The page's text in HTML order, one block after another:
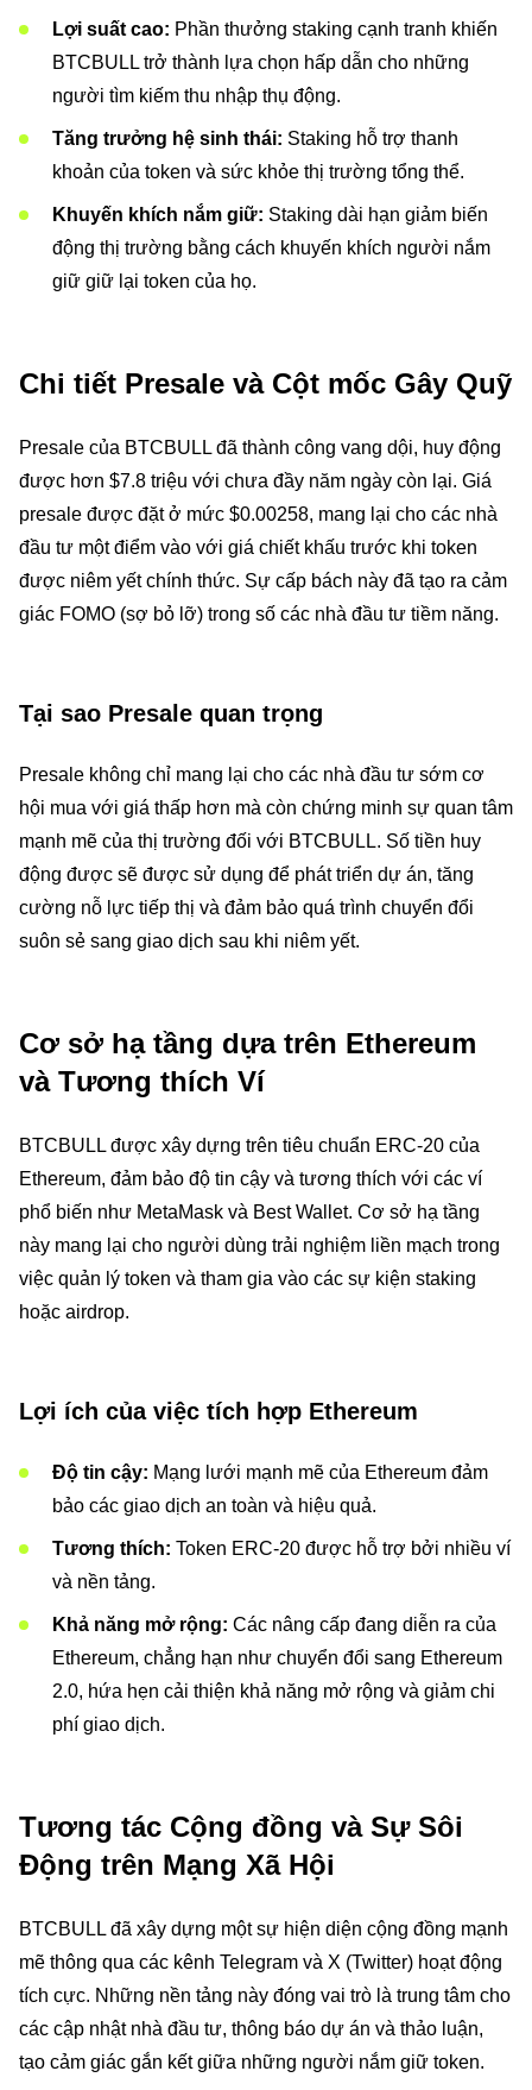
Lợi suất cao: Phần thưởng staking cạnh tranh khiến
BTCBULL trở thành lựa chọn hấp dẫn cho những
người tìm kiếm thu nhập thụ động.
Tăng trưởng hệ sinh thái: Staking hỗ trợ thanh
khoản của token và sức khỏe thị trường tổng thể.
Khuyến khích nắm giữ: Staking dài hạn giảm biến
động thị trường bằng cách khuyến khích người nắm
giữ giữ lại token của họ.
Chi tiết Presale và Cột mốc Gây Quỹ
Presale của BTCBULL đã thành công vang dội, huy động
được hơn $7.8 triệu với chưa đầy năm ngày còn lại. Giá
presale được đặt ở mức $0.00258, mang lại cho các nhà
đầu tư một điểm vào với giá chiết khấu trước khi token
được niêm yết chính thức. Sự cấp bách này đã tạo ra cảm
giác FOMO (sợ bỏ lỡ) trong số các nhà đầu tư tiềm năng.
Tại sao Presale quan trọng
Presale không chỉ mang lại cho các nhà đầu tư sớm cơ
hội mua với giá thấp hơn mà còn chứng minh sự quan tâm
mạnh mẽ của thị trường đối với BTCBULL. Số tiền huy
động được sẽ được sử dụng để phát triển dự án, tăng
cường nỗ lực tiếp thị và đảm bảo quá trình chuyển đổi
suôn sẻ sang giao dịch sau khi niêm yết.
Cơ sở hạ tầng dựa trên Ethereum
và Tương thích Ví
BTCBULL được xây dựng trên tiêu chuẩn ERC-20 của
Ethereum, đảm bảo độ tin cậy và tương thích với các ví
phổ biến như MetaMask và Best Wallet. Cơ sở hạ tầng
này mang lại cho người dùng trải nghiệm liền mạch trong
việc quản lý token và tham gia vào các sự kiện staking
hoặc airdrop.
Lợi ích của việc tích hợp Ethereum
Độ tin cậy: Mạng lưới mạnh mẽ của Ethereum đảm
bảo các giao dịch an toàn và hiệu quả.
Tương thích: Token ERC-20 được hỗ trợ bởi nhiều ví
và nền tảng.
Khả năng mở rộng: Các nâng cấp đang diễn ra của
Ethereum, chẳng hạn như chuyển đổi sang Ethereum
2.0, hứa hẹn cải thiện khả năng mở rộng và giảm chi
phí giao dịch.
Tương tác Cộng đồng và Sự Sôi
Động trên Mạng Xã Hội
BTCBULL đã xây dựng một sự hiện diện cộng đồng mạnh
mẽ thông qua các kênh Telegram và X (Twitter) hoạt động
tích cực. Những nền tảng này đóng vai trò là trung tâm cho
các cập nhật nhà đầu tư, thông báo dự án và thảo luận,
tạo cảm giác gắn kết giữa những người nắm giữ token.